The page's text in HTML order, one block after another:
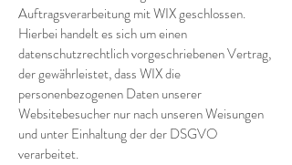
Auftragsverarbeitung mit WIX geschlossen.
Hierbei handelt es sich um einen
datenschutzrechtlich vorgeschriebenen Vertrag,
der gewährleistet, dass WIX die
personenbezogenen Daten unserer
Websitebesucher nur nach unseren Weisungen
und unter Einhaltung der der DSGVO
verarbeitet.